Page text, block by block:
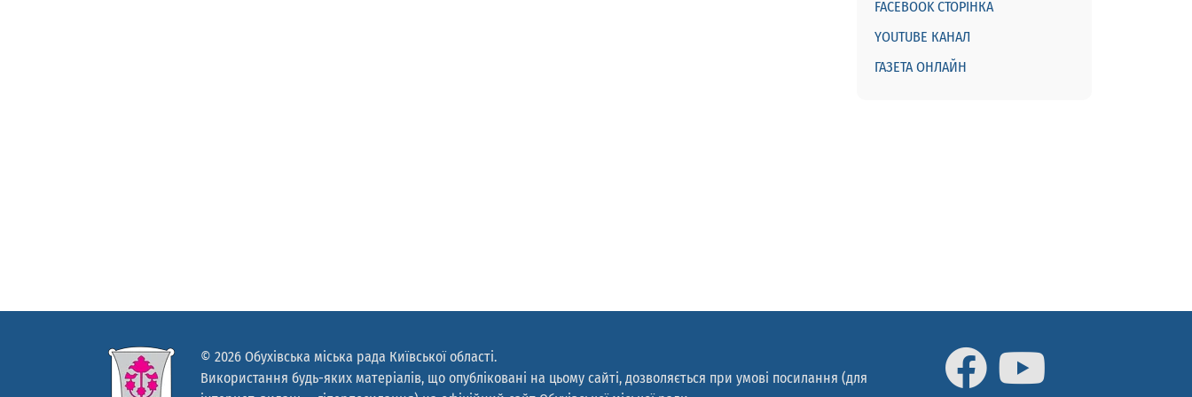
FACEBOOK СТОРІНКА
YOUTUBE КАНАЛ
ГАЗЕТА ОНЛАЙН
© 2026 Обухівська міська рада Київської області.
Використання будь-яких матеріалів, що опубліковані на цьому сайті, дозволяється при умові посилання (для